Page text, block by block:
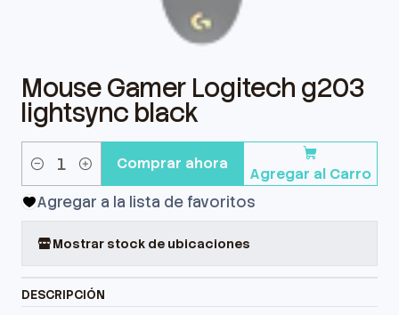
Mouse Gamer Logitech g203
lightsync black
Cantidad Agregar al Carro
Comprar ahora
Agregar a la lista de favoritos
Mostrar stock de ubicaciones
DESCRIPCIÓN